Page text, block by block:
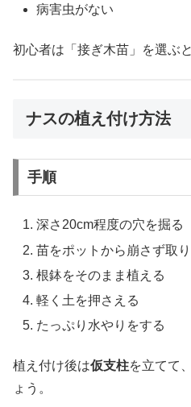
病害虫がない
初心者は「接ぎ木苗」を選ぶ
ナスの植え付け方法
手順
深さ20cm程度の穴を掘る
苗をポットから崩さず取
根鉢をそのまま植える
軽く土を押さえる
たっぷり水やりをする
植え付け後は仮支柱を立てて
ょう。